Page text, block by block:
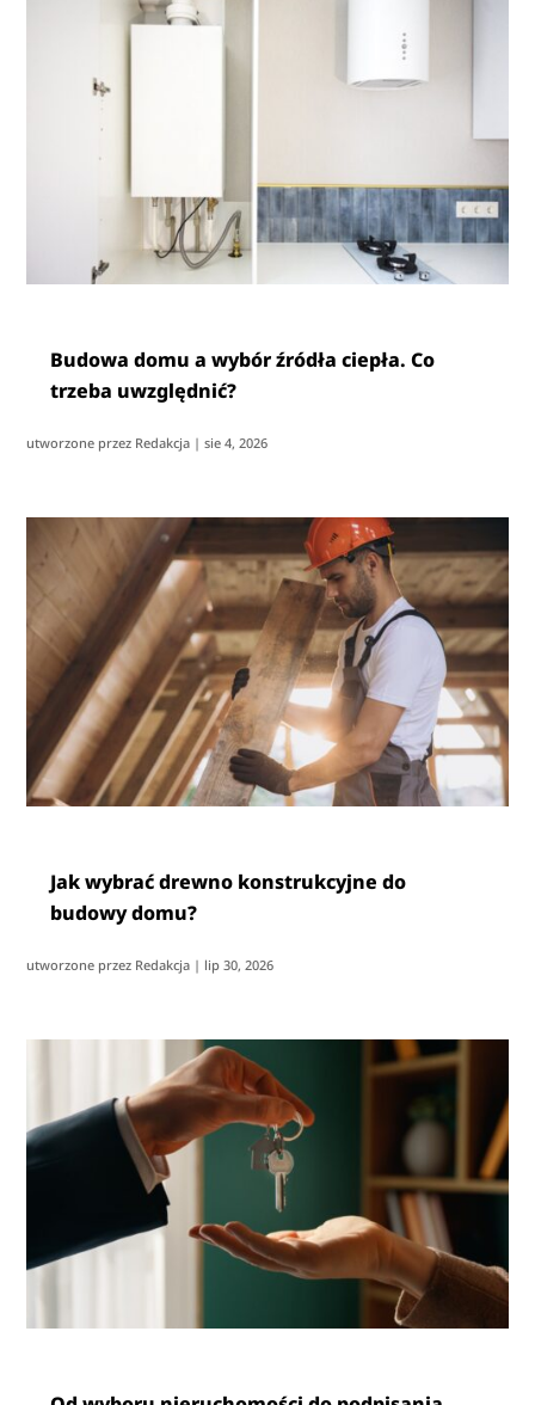
Budowa domu a wybór źródła ciepła. Co
trzeba uwzględnić?
utworzone przez Redakcja |sie 4, 2026
Jak wybrać drewno konstrukcyjne do
budowy domu?
utworzone przez Redakcja | lip 30, 2026